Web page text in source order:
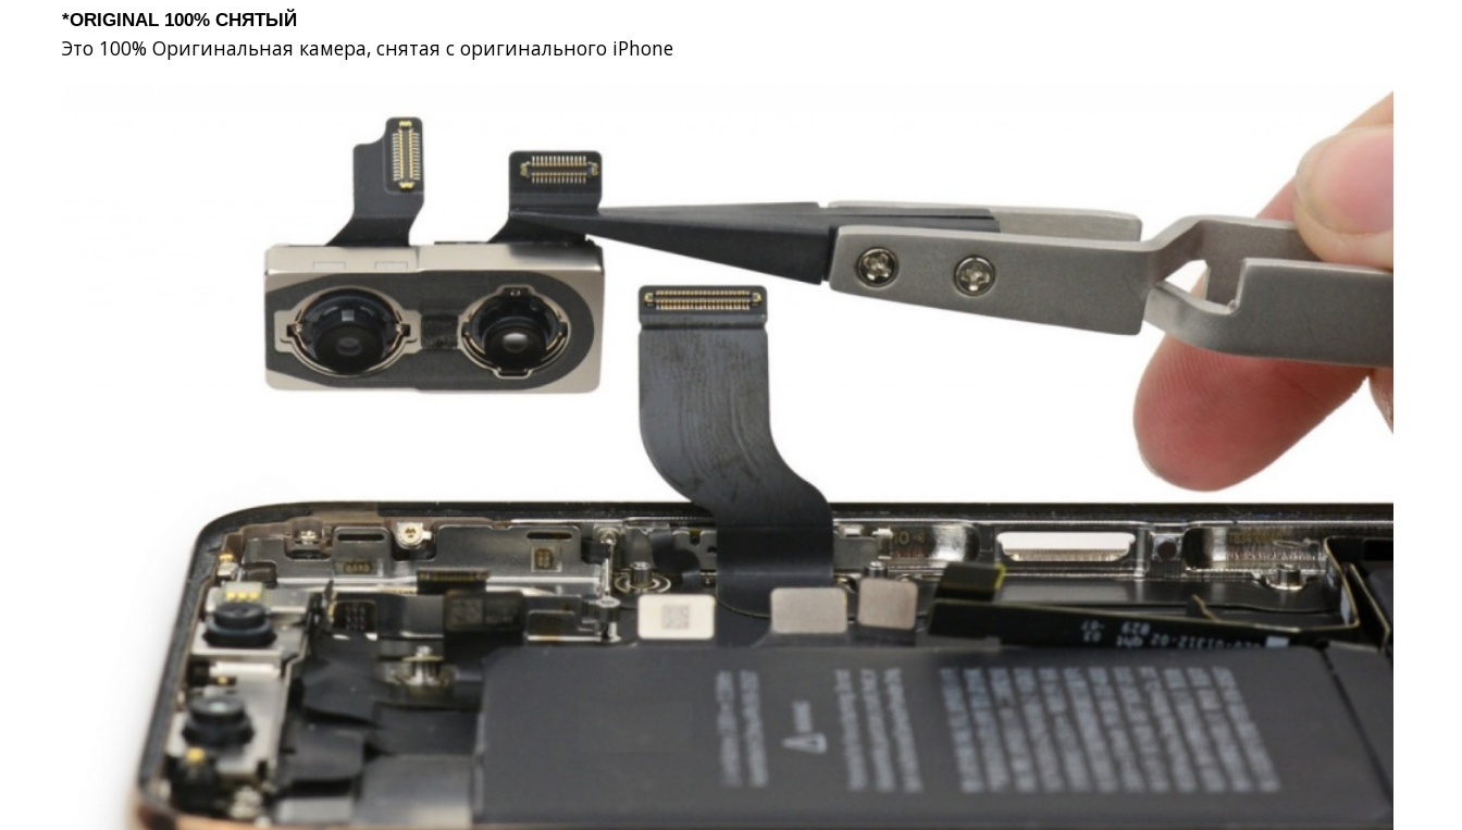
*ORIGINAL 100% СНЯТЫЙ
Это 100% Оригинальная камера, снятая с оригинального iPhone